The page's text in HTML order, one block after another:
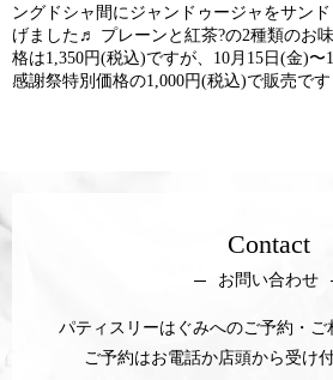
ングドシャ間にジャンドゥージャをサン
げました♬ プレーンと紅茶?の2種類のお
格は1,350円(税込)ですが、10月15日(金)〜
感謝祭特別価格の1,000円(税込)で販売です
Contact
お問い合わせ
パティスリーはぐみへのご予約・ご
ご予約はお電話か店頭から受け